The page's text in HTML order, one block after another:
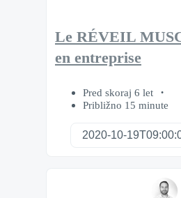
Le RÉVEIL
en entreprise
Pred skoraj 6 let
Približno 15 minute